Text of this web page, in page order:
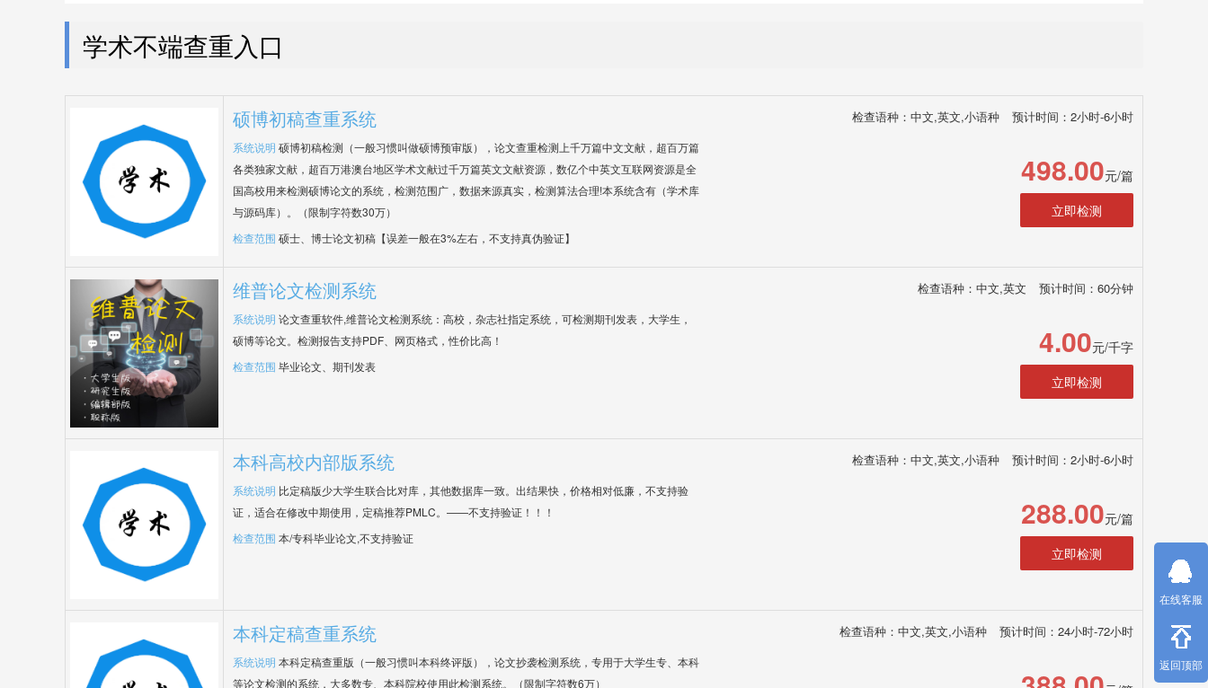
学术不端查重入口
硕博初稿查重系统 检查语种：中文,英文,小语种 预计时间：2小时-6小时
系统说明 硕博初稿检测（一般习惯叫做硕博预审版），论文查重检测上千万篇中文文献，超百万篇
各类独家文献，超百万港澳台地区学术文献过千万篇英文文献资源，数亿个中英文互联网资源是全
国高校用来检测硕博论文的系统，检测范围广，数据来源真实，检测算法合理!本系统含有（学术库
与源码库）。（限制字符数30万）
检查范围 硕士、博士论文初稿【误差一般在3%左右，不支持真伪验证】
498.00元/篇
立即检测
维普论文检测系统 检查语种：中文,英文 预计时间：60分钟
系统说明 论文查重软件,维普论文检测系统：高校，杂志社指定系统，可检测期刊发表，大学生，
硕博等论文。检测报告支持PDF、网页格式，性价比高！
检查范围 毕业论文、期刊发表
4.00元/千字
立即检测
本科高校内部版系统 检查语种：中文,英文,小语种 预计时间：2小时-6小时
系统说明 比定稿版少大学生联合比对库，其他数据库一致。出结果快，价格相对低廉，不支持验
证，适合在修改中期使用，定稿推荐PMLC。——不支持验证！！！
检查范围 本/专科毕业论文,不支持验证
288.00元/篇
立即检测
本科定稿查重系统 检查语种：中文,英文,小语种 预计时间：24小时-72小时
系统说明 本科定稿查重版（一般习惯叫本科终评版），论文抄袭检测系统，专用于大学生专、本科
等论文检测的系统，大多数专、本科院校使用此检测系统。（限制字符数6万）
在线客服
返回顶部